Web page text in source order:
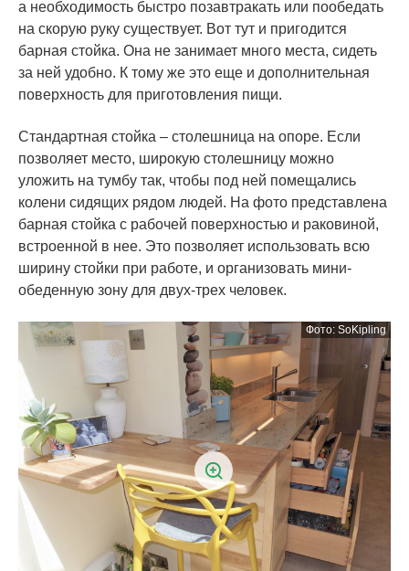
а необходимость быстро позавтракать или пообедать
на скорую руку существует. Вот тут и пригодится
барная стойка. Она не занимает много места, сидеть
за ней удобно. К тому же это еще и дополнительная
поверхность для приготовления пищи.
Стандартная стойка – столешница на опоре. Если
позволяет место, широкую столешницу можно
уложить на тумбу так, чтобы под ней помещались
колени сидящих рядом людей. На фото представлена
барная стойка с рабочей поверхностью и раковиной,
встроенной в нее. Это позволяет использовать всю
ширину стойки при работе, и организовать мини-
обеденную зону для двух-трех человек.